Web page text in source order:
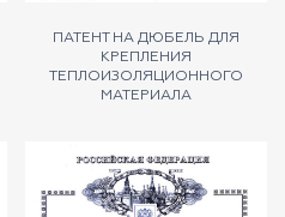
ПАТЕНТ НА ДЮБЕЛЬ ДЛЯ
КРЕПЛЕНИЯ
ТЕПЛОИЗОЛЯЦИОННОГО
МАТЕРИАЛА